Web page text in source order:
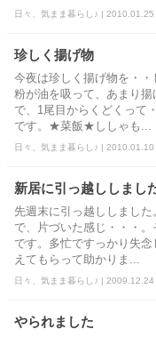
日々、気まま暮らし♪ |
珍しく揚げ物
今夜は珍しく揚げ物を・
粉が油を吸って、あまり
で、1尾目からくどくって
です。★菜飯★ししゃも...
日々、気まま暮らし♪ |
新居に引っ越ししまし
先週末に引っ越ししまし
で、片づいた感じ・・・
です。多忙ですっかり失
えてもらって助かりま...
日々、気まま暮らし♪ |
やられました